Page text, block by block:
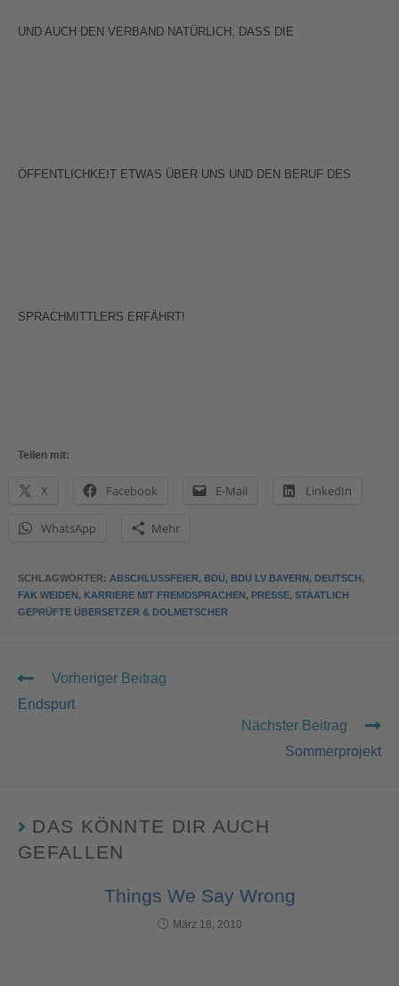
UND AUCH DEN VERBAND NATÜRLICH, DASS DIE
ÖFFENTLICHKEIT ETWAS ÜBER UNS UND DEN BERUF DES
SPRACHMITTLERS ERFÄHRT!
Teilen mit:
X Facebook E-Mail LinkedIn
WhatsApp Mehr
SCHLAGWÖRTER: ABSCHLUSSFEIER, BDÜ, BDÜ LV BAYERN, DEUTSCH,
FAK WEIDEN, KARRIERE MIT FREMDSPRACHEN, PRESSE, STAATLICH
GEPRÜFTE ÜBERSETZER & DOLMETSCHER
Vorheriger Beitrag
Endspurt
Nächster Beitrag
Sommerprojekt
DAS KÖNNTE DIR AUCH
GEFALLEN
Things We Say Wrong
März 18, 2010